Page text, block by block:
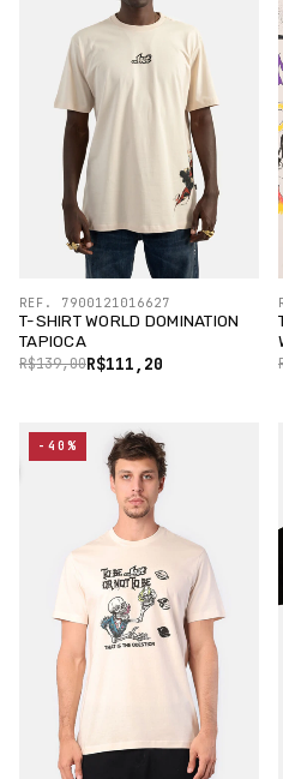
T-SHIRT WORLD DOMINATION
TAPIOCA
R$111,20
R$139,00
REF. 7900121016627
-40%